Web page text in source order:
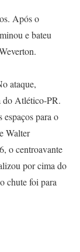
Após o
e bateu
ataque,
do Atlético-PR.
para o
Walter
o centroavante
por cima do
chute foi para